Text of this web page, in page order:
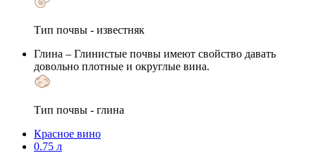
Тип почвы - известняк
Глина – Глинистые почвы имеют свойство давать
довольно плотные и округлые вина.
Тип почвы - глина
Красное вино
0.75 л